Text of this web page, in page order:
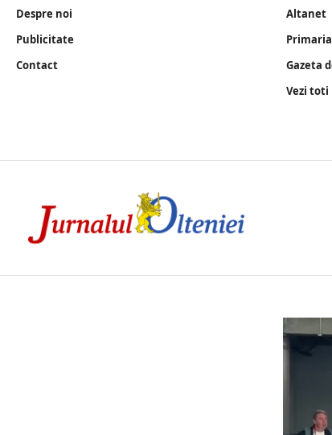
Despre noi
Publicitate
Contact
Altanet
Gazeta
Vezi